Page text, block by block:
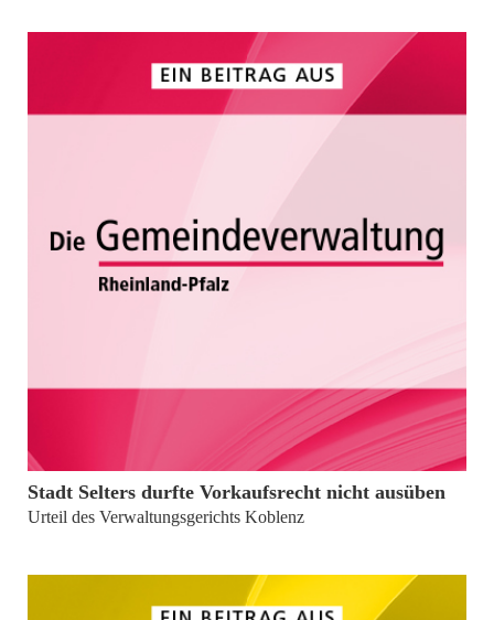
Burkhard Müller
Stadt Selters durfte Vorkaufsrecht nicht ausüben
Urteil des Verwaltungsgerichts Koblenz